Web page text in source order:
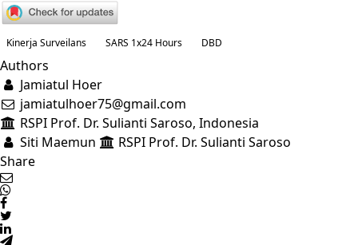
Kinerja Surveilans SARS 1x24 Hours DBD
Authors
Jamiatul Hoer
jamiatulhoer75@gmail.com
RSPI Prof. Dr. Sulianti Saroso, Indonesia
Siti Maemun
RSPI Prof. Dr. Sulianti Saroso
Share